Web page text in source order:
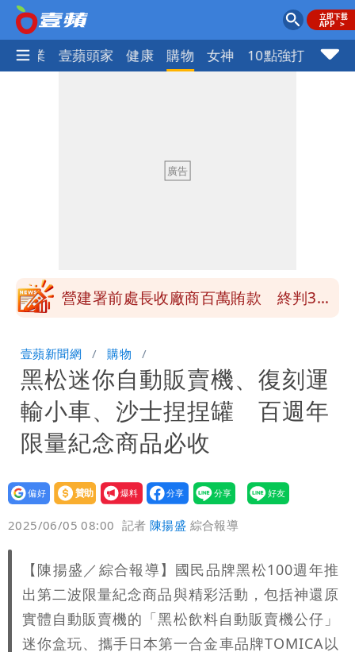
標企業 壹蘋頭家 健康 購物 女神 10點強打
慈濟買BNT遭詐10億元 蔡英文：政府
團有機會詐騙慈濟的就是民進黨
營建署前處長收廠商百萬賄款 終判3年
券
慈濟買BNT遭詐10億元 蔡英文：政府
很多謹慎判斷當時未被理解
壹蘋新聞網 購物
黑松迷你自動販賣機、復刻運
輸小車、沙士捏捏罐 百週年
限量紀念商品必收
設為
贊助
我要
爆料
2025/06/05 08:00 記者陳揚盛 綜合報導
【陳揚盛／綜合報導】國民品牌黑松100週年推
出第二波限量紀念商品與精彩活動，包括神還原
實體自動販賣機的「黑松飲料自動販賣機公仔」
迷你盒玩、攜手日本第一合金車品牌TOMICA以